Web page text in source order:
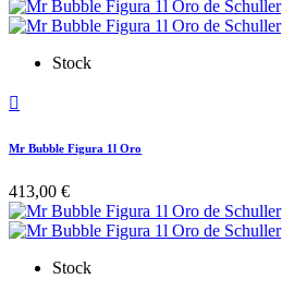
Stock

Mr Bubble Figura 1l Oro
413,00 €
Stock